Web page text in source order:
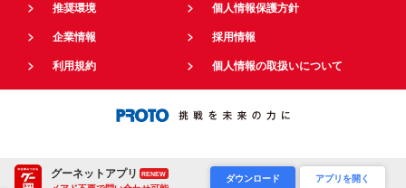
グーネットアプリ RENEW ダウンロード アプリを開く
推奨環境 個人情報保護方針
企業情報 採用情報
利用規約 個人情報の取扱いについて